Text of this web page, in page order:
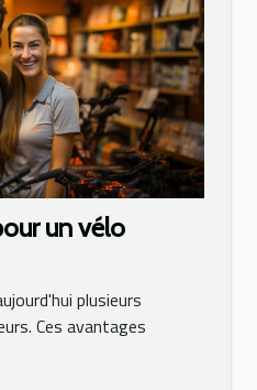
un vélo
plusieurs
Ces avantages